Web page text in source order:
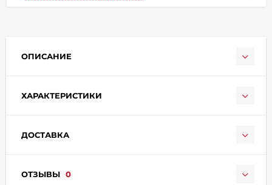
ОПИСАНИЕ
ХАРАКТЕРИСТИКИ
ДОСТАВКА
ОТЗЫВЫ 0